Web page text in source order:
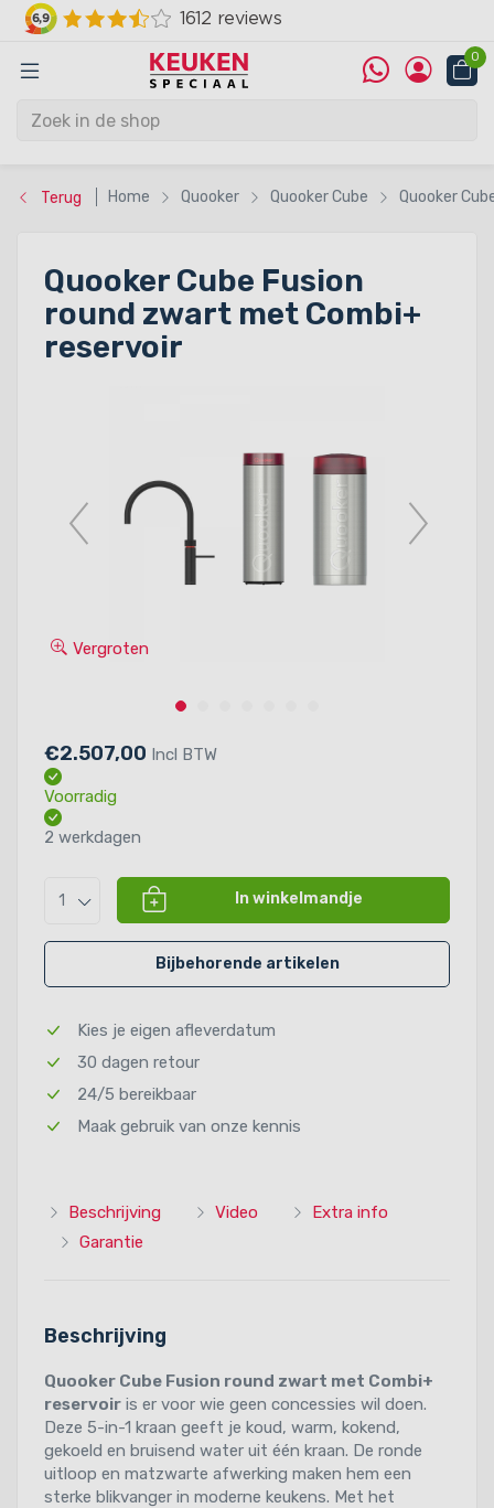
0
Terug Home Quooker Quooker Cube Quooker
Quooker Cube Fusion
round zwart met Combi+
reservoir
Vergroten
€2.507,00 Incl BTW
Voorradig
2 werkdagen
1 In winkelmandje
Bijbehorende artikelen
Kies je eigen afleverdatum
30 dagen retour
24/5 bereikbaar
Maak gebruik van onze kennis
Beschrijving Video
Extra info
Garantie
Beschrijving
Quooker Cube Fusion round zwart met Combi+
reservoir is er voor wie geen concessies wil doen.
Deze 5-in-1 kraan geeft je koud, warm, kokend,
gekoeld en bruisend water uit één kraan. De ronde
uitloop en matzwarte afwerking maken hem een
sterke blikvanger in moderne keukens. Met het